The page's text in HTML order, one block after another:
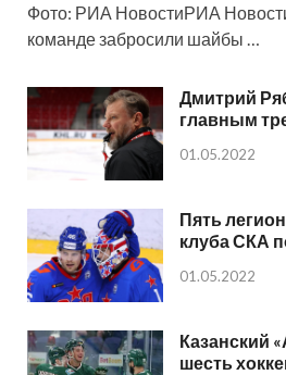
Фото: РИА НовостиРИА
команде забросили шайбы …
Дмитрий
главным
01.05.2022
Пять
клуба СКА
01.05.2022
Казанский
шесть